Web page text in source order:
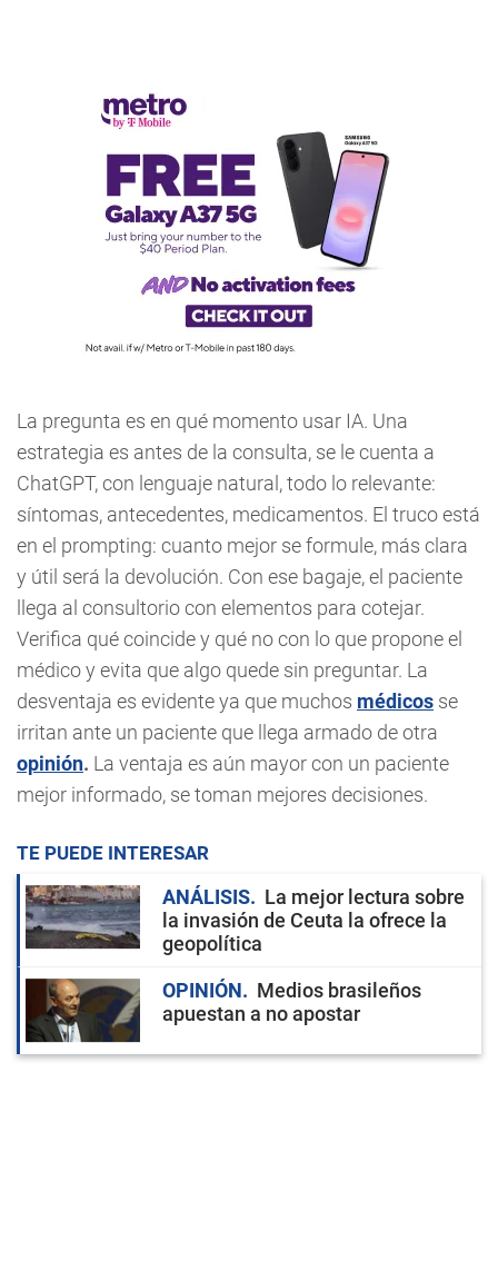
La pregunta es en qué momento usar IA. Una
estrategia es antes de la consulta, se le cuenta a
ChatGPT, con lenguaje natural, todo lo relevante:
síntomas, antecedentes, medicamentos. El truco está
en el prompting: cuanto mejor se formule, más clara
y útil será la devolución. Con ese bagaje, el paciente
llega al consultorio con elementos para cotejar.
Verifica qué coincide y qué no con lo que propone el
médico y evita que algo quede sin preguntar. La
desventaja es evidente ya que muchos médicos se
irritan ante un paciente que llega armado de otra
opinión. La ventaja es aún mayor con un paciente
mejor informado, se toman mejores decisiones.
TE PUEDE INTERESAR
ANÁLISIS
La mejor lectura sobre
la invasión de Ceuta la ofrece la
geopolítica
OPINIÓN
Medios brasileños
apuestan a no apostar